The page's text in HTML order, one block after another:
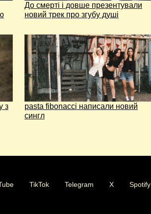
До смерті і довше презентували
новий трек про згубу душі
з
pasta fibonacci написали новий
сингл
TikTok Telegram X Spotify